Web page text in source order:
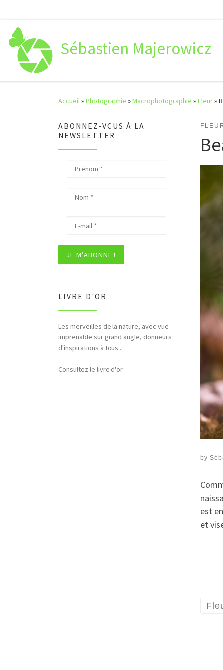
Sébastien Majerowicz
Accueil»Photographie »Macrophotographie »Fleur»
by
est
et
ABONNEZ-VOUS À LA
NEWSLETTER
LIVRE D'OR
Les merveilles de la nature, avec vue
imprenable sur grand angle, donneurs
d'inspirations à tous...
Bonjour et merci pour tous ces
hommages rendus à la nature (faune,
flore,etc...)
Consultez le livre d'or